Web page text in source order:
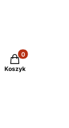
Produkty w
Koszyk